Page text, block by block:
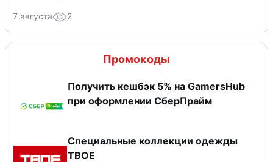
7 августа 2
Промокоды
Получить кешбэк 5% на GamersHub
при оформлении СберПрайм
Специальные коллекции одежды
ТВОЕ